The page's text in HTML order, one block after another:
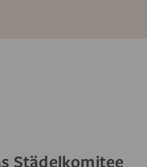
Städelkomitee